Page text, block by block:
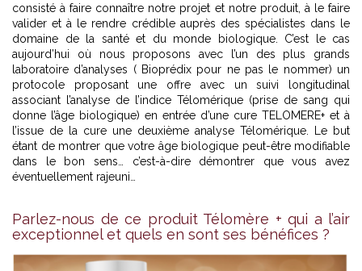
consisté à faire connaître notre projet et notre produit, à le faire
valider et à le rendre crédible auprès des spécialistes dans le
domaine de la santé et du monde biologique. C’est le cas
aujourd’hui où nous proposons avec l’un des plus grands
laboratoire d’analyses ( Bioprédix pour ne pas le nommer) un
protocole proposant une offre avec un suivi longitudinal
associant l’analyse de l’indice Télomérique (prise de sang qui
donne l’âge biologique) en entrée d’une cure TELOMERE+ et à
l’issue de la cure une deuxième analyse Télomérique. Le but
étant de montrer que votre âge biologique peut-être modifiable
dans le bon sens… c’est-à-dire démontrer que vous avez
éventuellement rajeuni…
Parlez-nous de ce produit Télomère + qui a l’air
exceptionnel et quels en sont ses bénéfices ?